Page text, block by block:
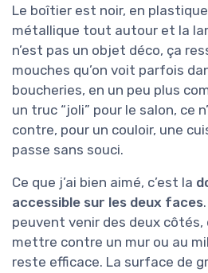
Le boîtier est noir, en
métallique tout autour et la
n’est pas un objet déco, ça
mouches qu’on voit parfois
boucheries, en un peu plus
un truc “joli” pour le salon, ce
contre, pour un couloir, une
passe sans souci.
Ce que j’ai bien aimé, c’est la
accessible sur les deux faces
peuvent venir des deux côtés,
mettre contre un mur ou au
reste efficace. La surface de